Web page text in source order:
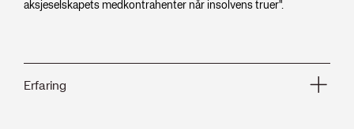
aksjeselskapets medkontrahenter når insolvens truer".
Erfaring